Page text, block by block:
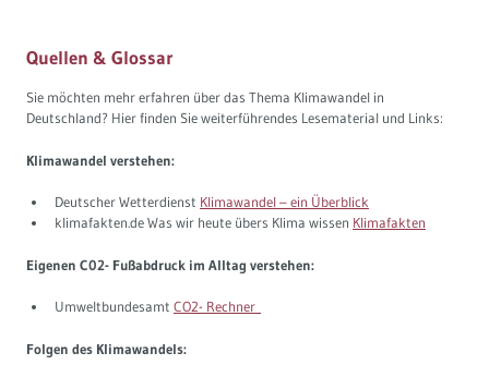
Quellen & Glossar
Sie möchten mehr erfahren über das Thema Klimawandel in
Deutschland? Hier finden Sie weiterführendes Lesematerial und Links:
Klimawandel verstehen:
Deutscher Wetterdienst Klimawandel – ein Überblick
klimafakten.de Was wir heute übers Klima wissen Klimafakten
Eigenen C02- Fußabdruck im Alltag verstehen:
Umweltbundesamt CO2- Rechner
Folgen des Klimawandels: